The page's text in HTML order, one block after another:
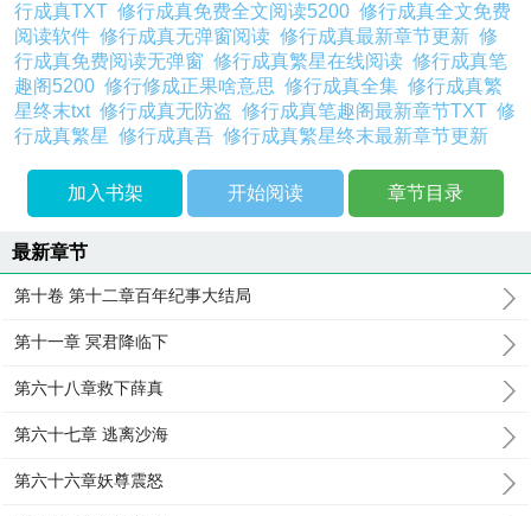
行成真TXT修行成真免费全文阅读5200修行成真全文免费
阅读软件修行成真无弹窗阅读修行成真最新章节更新修
行成真免费阅读无弹窗修行成真繁星在线阅读修行成真笔
趣阁5200修行修成正果啥意思修行成真全集修行成真繁
星终末txt修行成真无防盗修行成真笔趣阁最新章节TXT修
行成真繁星修行成真吾修行成真繁星终末最新章节更新
加入书架 开始阅读 章节目录
最新章节
第十卷 第十二章百年纪事大结局
第十一章 冥君降临下
第六十八章救下薛真
第六十七章 逃离沙海
第六十六章妖尊震怒